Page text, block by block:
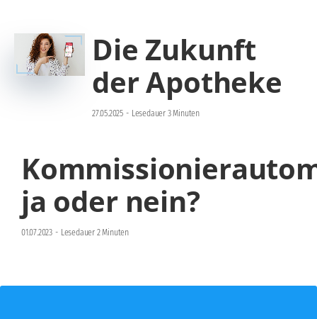
Die Zukunft
der Apotheke
27.05.2025 - Lesedauer 3 Minuten
ja oder nein?
01.07.2023 - Lesedauer 2 Minuten